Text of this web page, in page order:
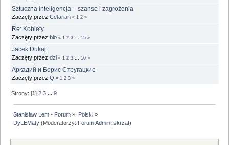
Sztuczna inteligencja – szanse i zagrożenia
Zaczęty przez Cetarian « 1 2 »
Re: Kobiety
Zaczęty przez bio « 1 2 3 15 »
Jacek Dukaj
Zaczęty przez dzi « 1 2 3 16 »
Аркадий и Борис Стругацкие
Zaczęty przez Q « 1 2 3 »
Strony: [1]2 3 ...9
Stanisław Lem - Forum » Polski»
DyLEMaty (Moderatorzy: Forum Admin ,skrzat)